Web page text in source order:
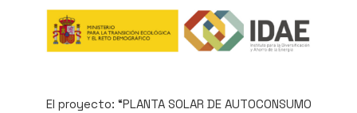
El proyecto: “PLANTA SOLAR DE AUTOCONSUMO